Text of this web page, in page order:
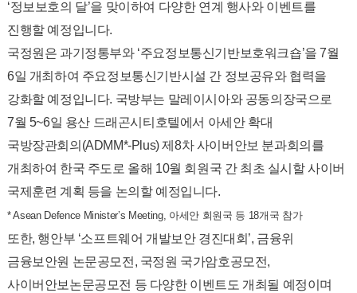
‘정보보호의 달’을 맞이하여 다양한 연계 행사와 이벤트를
진행할 예정입니다.
국정원은 과기정통부와 ‘주요정보통신기반보호워크숍’을 7월
6일 개최하여 주요정보통신기반시설 간 정보공유와 협력을
강화할 예정입니다. 국방부는 말레이시아와 공동의장국으로
7월 5~6일 용산 드래곤시티호텔에서 아세안 확대
국방장관회의(ADMM*-Plus) 제8차 사이버안보 분과회의를
개최하여 한국 주도로 올해 10월 회원국 간 최초 실시할 사이버
국제훈련 계획 등을 논의할 예정입니다.
* Asean Defence Minister’s Meeting, 아세안 회원국 등 18개국 참가
또한, 행안부 ‘소프트웨어 개발보안 경진대회’, 금융위
금융보안원 논문공모전, 국정원 국가암호공모전,
사이버안보논문공모전 등 다양한 이벤트도 개최될 예정이며